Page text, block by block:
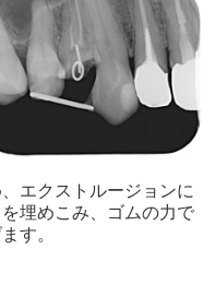
エクストルージョンに
埋めこみ、ゴムの力で
す。